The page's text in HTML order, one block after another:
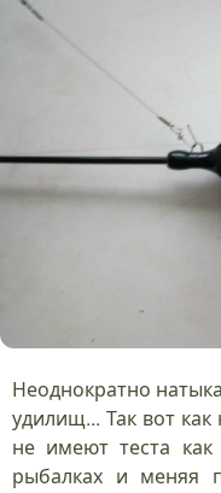
Неоднократно
удилищ... Так вот
не имеют теста как
рыбалках и меняя